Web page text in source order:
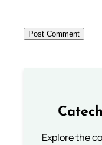
Explore the